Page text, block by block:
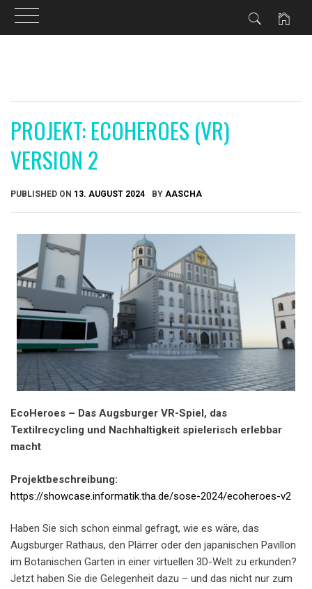
PROJEKT: ECOHEROES (VR)
VERSION 2
PUBLISHED ON 13. AUGUST 2024 BY AASCHA
EcoHeroes – Das Augsburger VR-Spiel, das
Textilrecycling und Nachhaltigkeit spielerisch erlebbar
macht
Projektbeschreibung:
https://showcase.informatik.tha.de/sose-2024/ecoheroes-v2
Haben Sie sich schon einmal gefragt, wie es wäre, das
Augsburger Rathaus, den Plärrer oder den japanischen Pavillon
im Botanischen Garten in einer virtuellen 3D-Welt zu erkunden?
Jetzt haben Sie die Gelegenheit dazu – und das nicht nur zum